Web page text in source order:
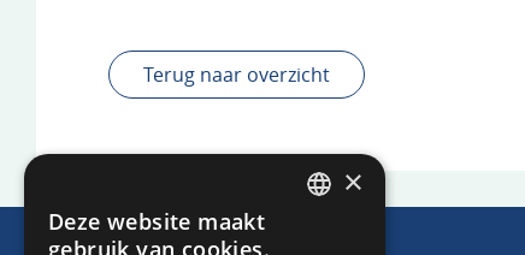
Terug naar overzicht
×
Deze website maakt
gebruik van cookies.